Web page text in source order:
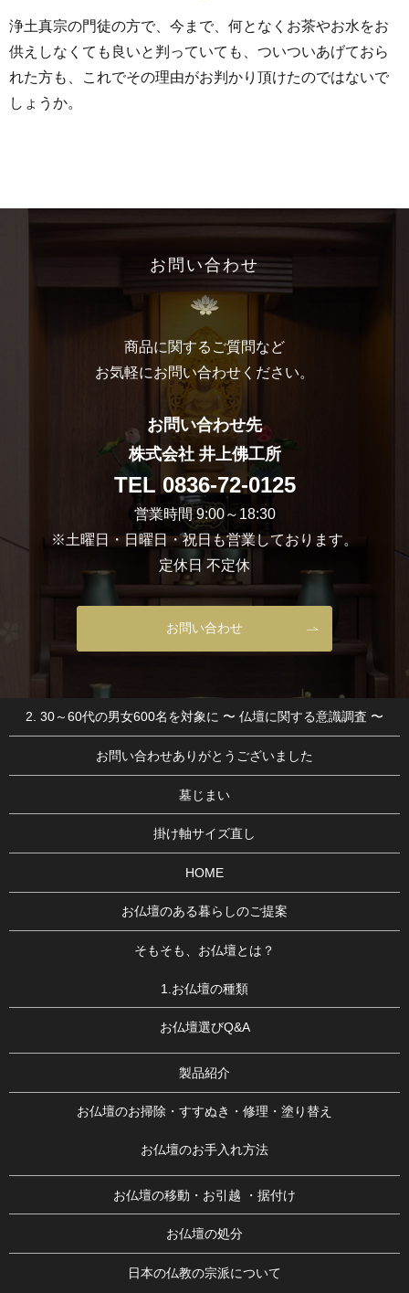
浄土真宗の門徒の方で、今まで、何となくお茶やお水をお
供えしなくても良いと判っていても、 ついついあげておら
れた方も、これでその理由がお判かり頂けたのではないで
しょうか。
お問い合わせ
商品に関するご質問など
お気軽にお問い合わせください。
お問い合わせ先
株式会社 井上佛工所
TEL 0836-72-0125
営業時間 9:00～18:30
※土曜日・日曜日・祝日も営業しております。
定休日 不定休
お問い合わせ
2. 30～60代の男女600名を対象に 〜 仏壇に関する意識調査 〜
お問い合わせありがとうございました
墓じまい
掛け軸サイズ直し
HOME
お仏壇のある暮らしのご提案
そもそも、お仏壇とは？
1.お仏壇の種類
お仏壇選びQ&A
製品紹介
お仏壇のお掃除・すすぬき・修理・塗り替え
お仏壇のお手入れ方法
お仏壇の移動・お引越 ・据付け
お仏壇の処分
日本の仏教の宗派について